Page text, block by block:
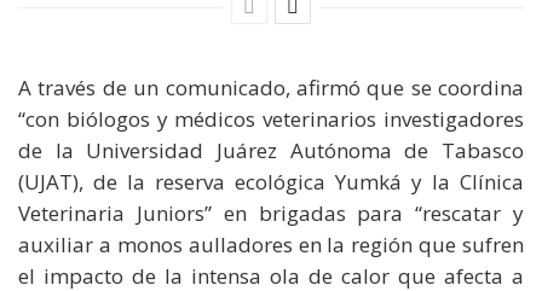
A través de un comunicado, afirmó que se coordina
“con biólogos y médicos veterinarios investigadores
de la Universidad Juárez Autónoma de Tabasco
(UJAT), de la reserva ecológica Yumká y la Clínica
Veterinaria Juniors” en brigadas para “rescatar y
auxiliar a monos aulladores en la región que sufren
el impacto de la intensa ola de calor que afecta a